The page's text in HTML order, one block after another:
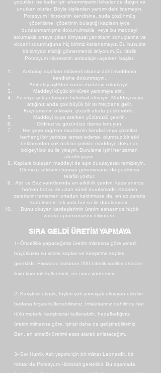
çocuklar, ne kadar işin ehemmiyetini bilseler de dalgın ve
unutkan olurlar. Böyle kişilerden yardım dahi istemeyin.
Potasyum Hidroksitin kendisine, suda çözünmüş
çözeltisine, çözeltinin bulaştığı kapların iyice
durulanmamışına dokunulmakla veya bu maddeyi
solumakla ortaya çıkan kimyasal yanıkların sonuçlarına ve
vicdani sorumluğuna hiç birimiz katlanamayız. Bu hususta
bir kimyacı titizliği göstermenizi istiyorum. Bu titizlik
Potasyum Hidroksitin ambalajını açarken başlar.
Ambalajı açarken eldivenli olsanız dahi maddenin
kendisine dokunmayın.
Ambalajı açtıktan sonra maddeyi solumayın.
Maddeyi küçük bir kürek yardımıyla alın.
Az suya çok potasyum hidroksit atmayın. Maddeyi suya
attığınız anda çok büyük bir ısı meydana gelir.
Kaynamanın etkisiyle, çözelti etrafa püskürebilir.
Maddeyi suya atarken yüzünüzü çevirin.
Cildinizi ve gözünüzü daima koruyun.
Her şeye rağmen maddenin kendisi veya çözeltisi
herhangi bir yerinize temas ederse, olumsuz bir etki
beklemeden çok hızlı bir şekilde maddeye dokunan
bölgeyi bol su ile yıkayın. Durulama işini her zaman
abartılı yapın.
Kaplara bulaşan maddeyi de aşırı durulayarak temizleyin.
Olumsuz etkilerini hemen göremeseniz de gecikince
telafisi yoktur.
Asit ve Baz yanıklarında en etkili ilk yardım, kaza anında
hemen bol su ile uzun süreli durulamadır. Kazanın
zararlarını tamamen ortadan kaldırmasa da, en az zararla
kurtulmanın tek yolu bol su ile durulamadır.
Bunu okuyan kardeşlerimin üretim esnasında hiçbir
zarara uğramamasını diliyorum.
SIRA GELDİ ÜRETİM YAPMAYA
1- Öncelikle yapacağımız üretim miktarına göre yeterli
büyüklükte su ısıtma kapları ve karıştırma kapları
gereklidir. Piyasada bulunan 200 Litrelik varilleri ortadan
ikiye keserek kullanmak, en ucuz yöntemdir.
2- Karıştırıcı olarak, tüyleri çok yumuşak olmayan eski bir
badana fırçası kullanabilirsiniz. İmkânlarınız dahilinde her
türlü motorlu karıştırıcılar kullanabilir, hedeflediğiniz
üretim miktarına göre, işinizi daha da geliştirebilirsiniz.
Ben, en amatör üretimi esas alarak anlatacağım.
3- Sıvı Humik Asit yapımı için bir miktar Leonardit, bir
miktar da Potasyum Hidroksit gereklidir. Bu aşamada